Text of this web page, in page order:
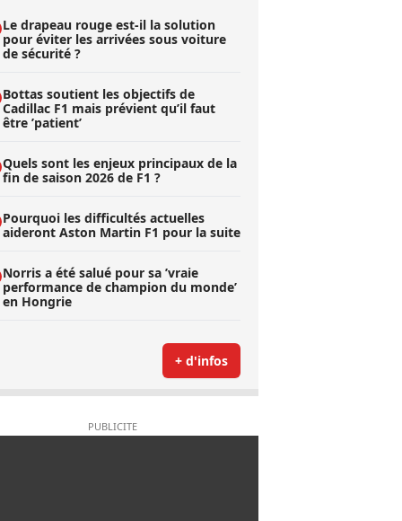
Le drapeau rouge est-il la solution
pour éviter les arrivées sous voiture
de sécurité ?
Bottas soutient les objectifs de
Cadillac F1 mais prévient qu’il faut
être ’patient’
Quels sont les enjeux principaux de la
fin de saison 2026 de F1 ?
Pourquoi les difficultés actuelles
aideront Aston Martin F1 pour la suite
Norris a été salué pour sa ’vraie
performance de champion du monde’
en Hongrie
+ d'infos